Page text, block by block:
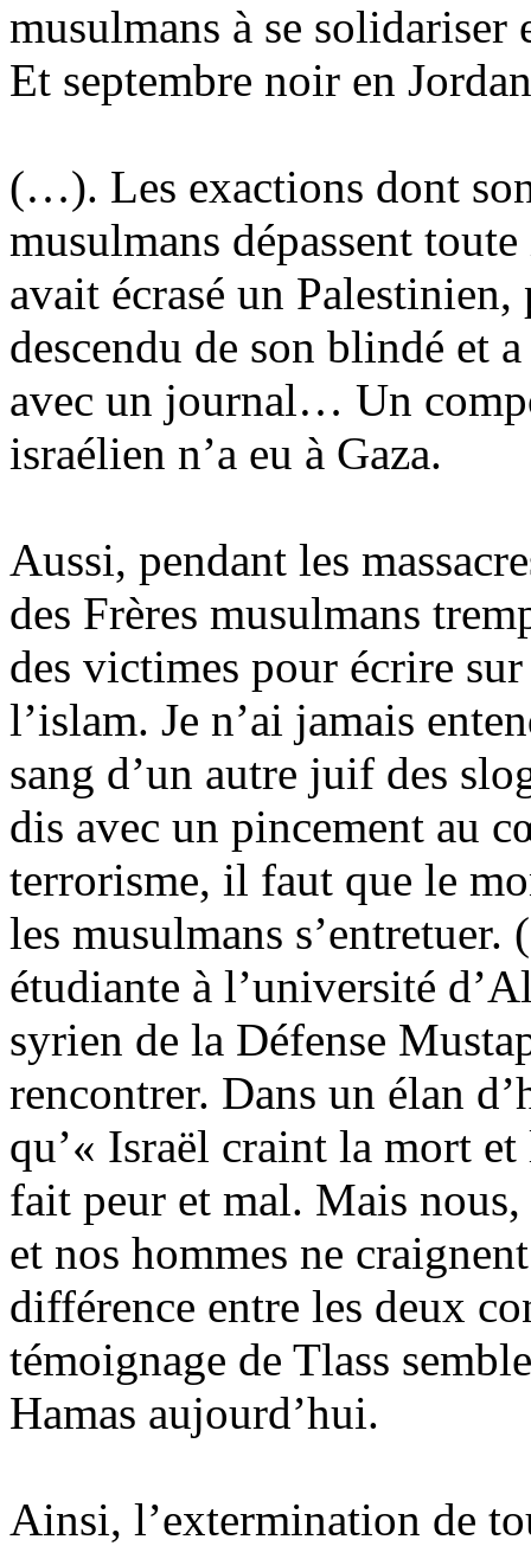
musulmans à se solidariser
Et septembre noir en
(…). Les exactions dont
musulmans dépassent
avait écrasé un
descendu de son blindé et
avec un journal… Un
israélien n’a eu à Gaza.
Aussi, pendant les
des Frères musulmans
des victimes pour écrire
l’islam. Je n’ai jamais
sang d’un autre juif des
dis avec un pincement au
terrorisme, il faut que le
les musulmans
étudiante à l’université
syrien de la Défense
rencontrer. Dans un élan
qu’« Israël craint la mort
fait peur et mal. Mais nous,
et nos hommes ne
différence entre les deux
témoignage de Tlass
Hamas aujourd’hui.
Ainsi, l’extermination de